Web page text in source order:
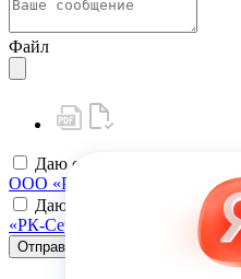
Файл
Даю своё
согласие на
ООО «РК-Сервис»
Даю своё
согласие на
«РК-Сервис»
Отправить